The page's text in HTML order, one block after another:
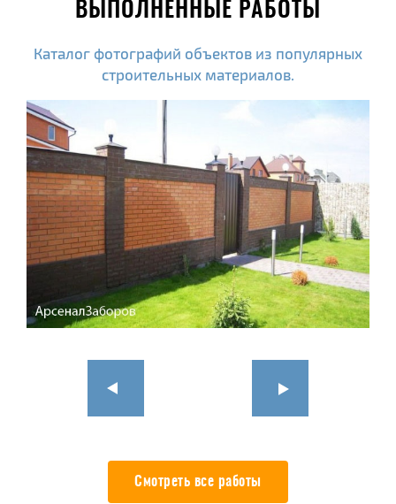
ВЫПОЛНЕННЫЕ РАБОТЫ
Каталог фотографий объектов из популярных
строительных материалов.
Смотреть все работы